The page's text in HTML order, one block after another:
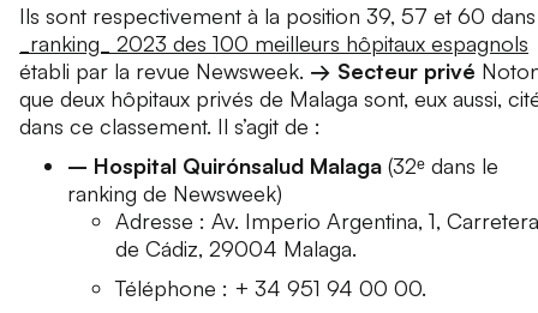
Ils sont respectivement à la position 39, 57 et 60
_ranking_ 2023 des 100 meilleurs hôpitaux espagnols
établi par la revue Newsweek. → Secteur privé
que deux hôpitaux privés de Malaga sont, eux aussi,
dans ce classement. Il s’agit de :
– Hospital Quirónsalud Malaga (32ᵉ dans le
ranking de Newsweek)
Adresse : Av. Imperio Argentina, 1, Carretera
de Cádiz, 29004 Malaga.
Téléphone : + 34 951 94 00 00.